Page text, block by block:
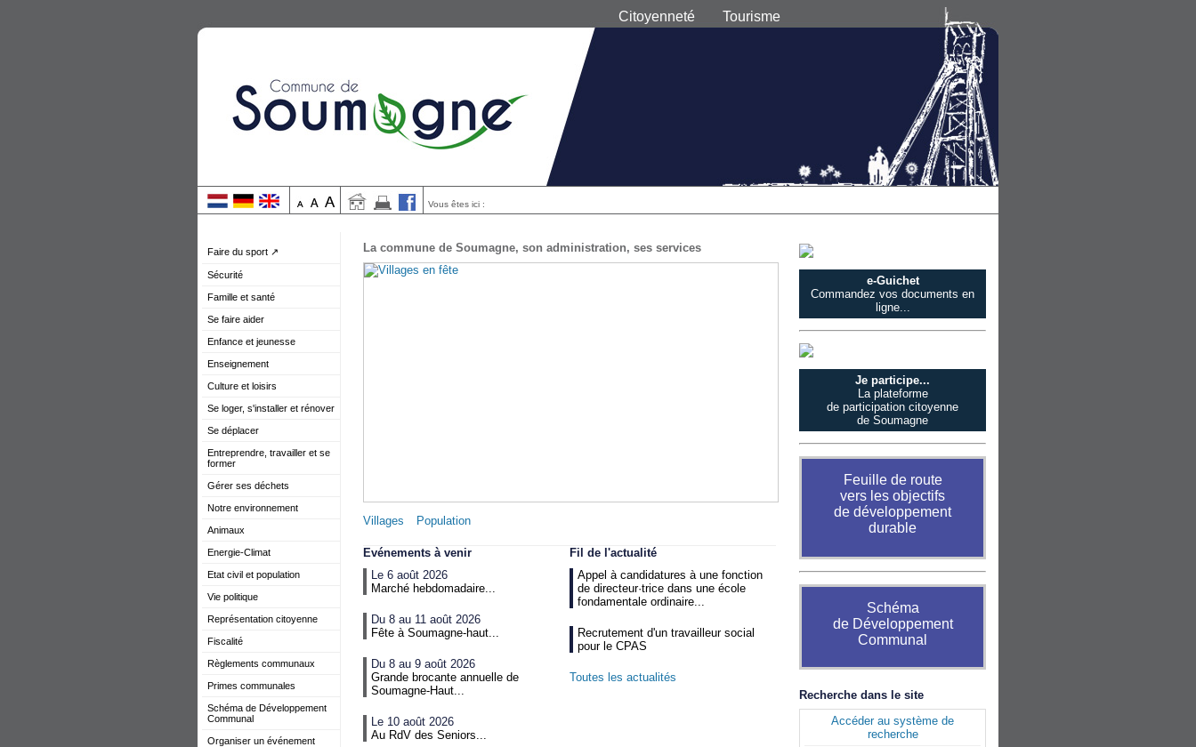
Citoyenneté Tourisme
Vous êtes ici :
Faire du sport ↗
Sécurité
Famille et santé
Se faire aider
Enfance et jeunesse
Enseignement
Culture et loisirs
Se loger, s'installer et rénover
Se déplacer
Entreprendre, travailler et se
former
Gérer ses déchets
Notre environnement
Animaux
Energie-Climat
Etat civil et population
Vie politique
Représentation citoyenne
Fiscalité
Règlements communaux
Primes communales
Schéma de Développement
Communal
Organiser un événement
La commune de Soumagne, son administration, ses services
Villages Population
Evénements à venir
Le 6 août 2026
Marché hebdomadaire...
Du 8 au 11 août 2026
Fête à Soumagne-haut...
Du 8 au 9 août 2026
Grande brocante annuelle de
Soumagne-Haut...
Le 10 août 2026
Au RdV des Seniors...
Fil de l'actualité
Appel à candidatures à une fonction
de directeur·trice dans une école
fondamentale ordinaire...
Recrutement d'un travailleur social
pour le CPAS
Toutes les actualités
e-Guichet
Commandez vos documents en
ligne...
Je participe...
La plateforme
de participation citoyenne
de Soumagne
Feuille de route
vers les objectifs
de développement
durable
Schéma
de Développement
Communal
Recherche dans le site
Accéder au système de
recherche